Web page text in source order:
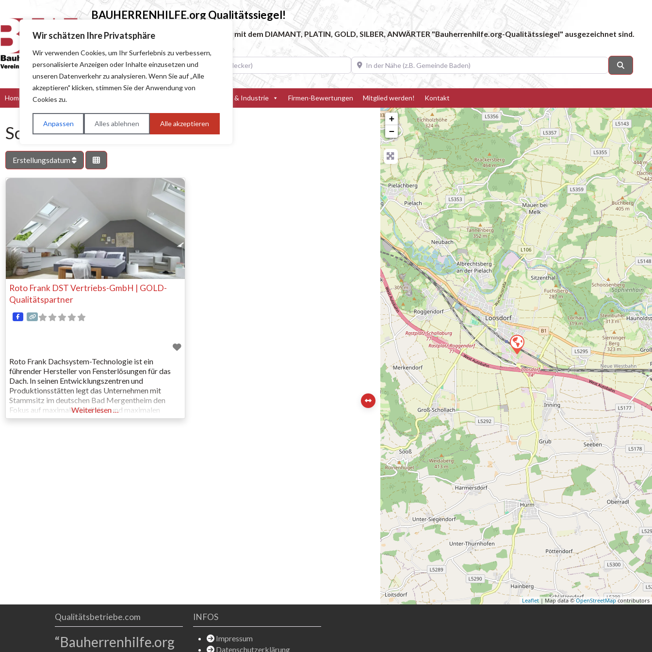
Wir schätzen Ihre Privatsphäre
Wir verwenden Cookies, um Ihr Surferlebnis zu verbessern,
personalisierte Anzeigen oder Inhalte einzusetzen und
unseren Datenverkehr zu analysieren. Wenn Sie auf „Alle
akzeptieren" klicken, stimmen Sie der Anwendung von
Cookies zu.
Anpassen Alles ablehnen Alle akzeptieren
BAUHERRENHILFE.orgQualitätssiegel!
Sie finden hier nur Qualitätsbetriebe, die mit dem DIAMANT, PLATIN, GOLD, SILBER, ANWÄRTER "Bauherrenhilfe.org-Qualitätssiegel" ausgezeichnet sind.
Suchen nach (z.B. Baumeister oder Dachdecker) In der Nähe (z.B. Gemeinde Baden)
Home Bau & Handwerk Hersteller & Industrie Firmen-Bewertungen Mitglied werden! Kontakt
Schlagwort: Dachausstiege
Erstellungsdatum
Roto Frank DST Vertriebs-GmbH | GOLD-
Qualitätspartner
Roto Frank Dachsystem-Technologie ist ein
führender Hersteller von Fensterlösungen für das
Dach. In seinen Entwicklungszentren und
Produktionsstätten legt das Unternehmen mit
Stammsitz im deutschen Bad Mergentheim den
Fokus auf maximale Qualität – und maximalen
Kundennutzen. Deswegen überzeugen die
Weiterlesen …
+
−
Leaflet | Map data ©OpenStreetMapcontributors
Qualitätsbetriebe.com
“Bauherrenhilfe.org
INFOS
Impressum
Datenschutzerklärung